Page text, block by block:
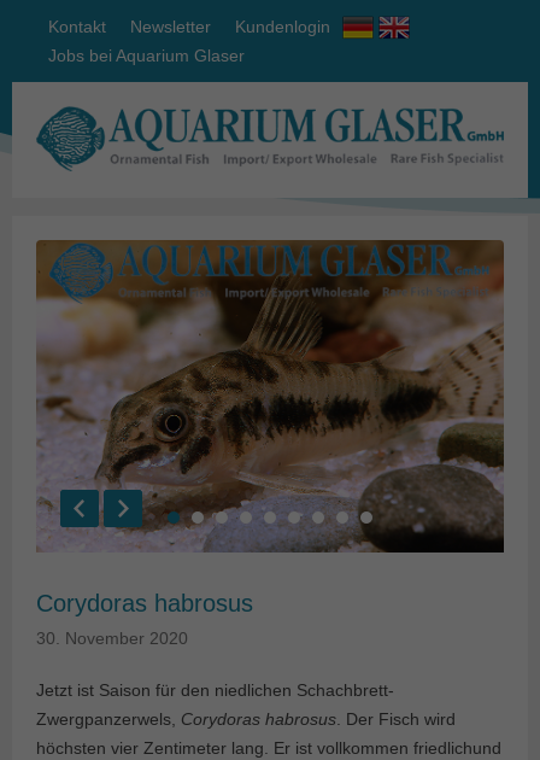
Kontakt Newsletter
Kundenlogin
Jobs bei Aquarium Glaser
Corydoras habrosus
30. November 2020
Jetzt ist Saison für den niedlichen Schachbrett-
Zwergpanzerwels, Corydoras habrosus . Der Fisch wird
höchsten vier Zentimeter lang. Er ist vollkommen friedlichund